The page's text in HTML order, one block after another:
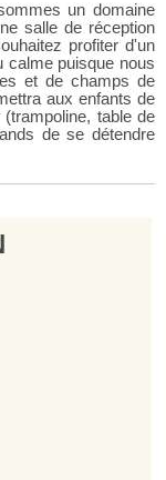
un domaine
salle de réception
profiter d'un
calme puisque nous
et de champs de
aux enfants de
table de
de se détendre